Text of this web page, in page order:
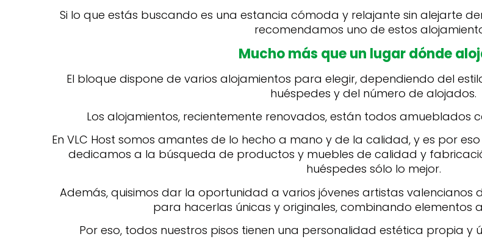
Si lo que estás buscando es una estancia cómoda y relajante sin alejarte
recomendamos uno de estos
Mucho más que un lugar dónde
El bloque dispone de varios alojamientos para elegir, dependiendo del
huéspedes y del número de alojados.
Los alojamientos, recientemente renovados, están todos amueblados
En VLC Host somos amantes de lo hecho a mano y de la calidad, y es por
dedicamos a la búsqueda de productos y muebles de calidad y
huéspedes sólo lo mejor.
Además, quisimos dar la oportunidad a varios jóvenes artistas valencianos
para hacerlas únicas y originales, combinando elementos
Por eso, todos nuestros pisos tienen una personalidad estética propia y